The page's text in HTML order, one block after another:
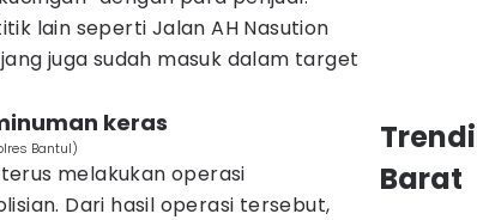
lain seperti Jalan AH Nasution
juga sudah masuk dalam target
keras
Bantul)
melakukan operasi
Dari hasil operasi tersebut,
Barat